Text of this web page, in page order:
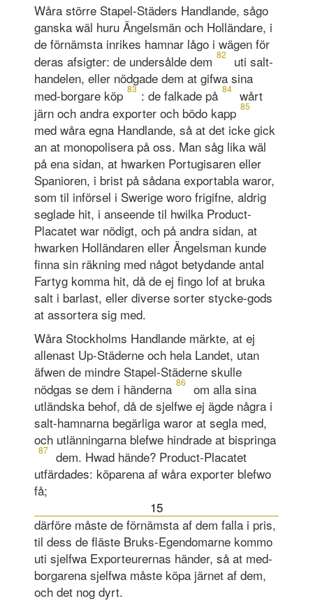
Wåra större Stapel-Städers Handlande, sågo
ganska wäl huru Ängelsmän och Holländare, i
de förnämsta inrikes hamnar lågo i wägen för
deras afsigter: de undersålde dem 82
uti salt-
handelen, eller nödgade dem at gifwa sina
med-borgare köp 83 : de falkade på 84
wårt
järn och andra exporter och bödo kapp 85
med wåra egna Handlande, så at det icke gick
an at monopolisera på oss. Man såg lika wäl
på ena sidan, at hwarken Portugisaren eller
Spanioren, i brist på sådana exportabla waror,
som til införsel i Swerige woro frigifne, aldrig
seglade hit, i anseende til hwilka Product-
Placatet war nödigt, och på andra sidan, at
hwarken Holländaren eller Ängelsman kunde
finna sin räkning med något betydande antal
Fartyg komma hit, då de ej fingo lof at bruka
salt i barlast, eller diverse sorter stycke-gods
at assortera sig med.
Wåra Stockholms Handlande märkte, at ej
allenast Up-Städerne och hela Landet, utan
äfwen de mindre Stapel-Städerne skulle
nödgas se dem i händerna 86
om alla sina
utländska behof, då de sjelfwe ej ägde några i
salt-hamnarna begärliga waror at segla med,
och utlänningarna blefwe hindrade at bispringa
87
dem. Hwad hände? Product-Placatet
utfärdades: köparena af wåra exporter blefwo
få;
15
därföre måste de förnämsta af dem falla i pris,
til dess de fläste Bruks-Egendomarne kommo
uti sjelfwa Exporteurernas händer, så at med-
borgarena sjelfwa måste köpa järnet af dem,
och det nog dyrt.